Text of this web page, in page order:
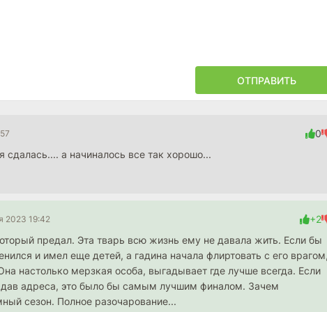
ОТПРАВИТЬ
0
сдалась.... а начиналось все так хорошо...
2023 19:42
+2
предал. Эта тварь всю жизнь ему не давала жить. Если бы
и имел еще детей, а гадина начала флиртовать с его
настолько мерзкая особа, выгадывает где лучше всегда. Если
дав адреса, это было бы самым лучшим финалом. Зачем
сезон. Полное разочарование...